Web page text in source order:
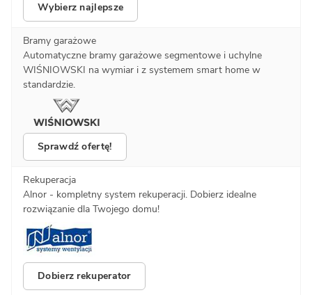
Wybierz najlepsze
Bramy garażowe
Automatyczne bramy garażowe segmentowe i uchylne
WIŚNIOWSKI na wymiar i z systemem smart home w
standardzie.
Sprawdź ofertę!
Rekuperacja
Alnor - kompletny system rekuperacji. Dobierz idealne
rozwiązanie dla Twojego domu!
Dobierz rekuperator